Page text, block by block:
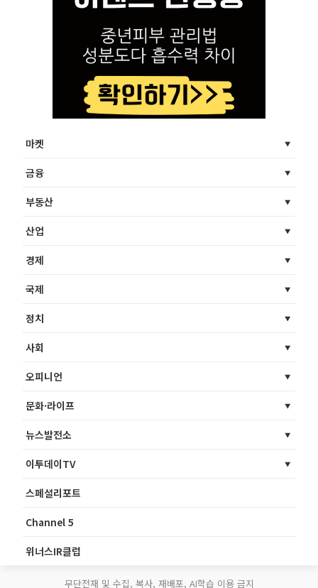
마켓
금융
부동산
산업
경제
국제
정치
사회
오피니언
문화·라이프
뉴스발전소
이투데이TV
스페셜리포트
Channel 5
위너스IR클럽
무단전재 및 수집, 복사, 재배포, AI학습 이용 금지